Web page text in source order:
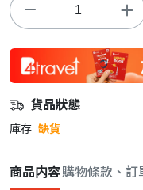
貨品狀態
庫存 缺貨
商品内容購物條款、訂